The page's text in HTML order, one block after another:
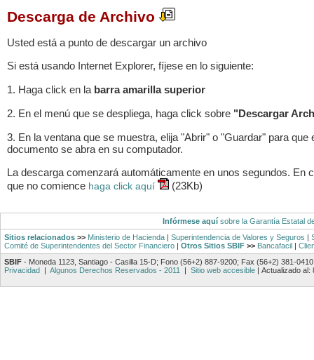
Descarga de Archivo
Usted está a punto de descargar un archivo
Si está usando Internet Explorer, fíjese en lo siguiente:
1. Haga click en la barra amarilla superior
2. En el menú que se despliega, haga click sobre "Descargar
3. En la ventana que se muestra, elija "Abrir" o "Guardar" para que
documento se abra en su computador.
La descarga comenzará automáticamente en unos segundos. En
que no comience haga click aquí (23Kb)
Infórmese aquísobre la Garantía Estatal
Sitios relacionados >> Ministerio de Hacienda | Superintendencia de Valores y Seguros |
Comité de Superintendentes del Sector Financiero | Otros Sitios SBIF >> Bancafacil |
SBIF - Moneda 1123, Santiago - Casilla 15-D; Fono (56+2) 887-9200; Fax (56+2) 381-0410
Privacidad | Algunos Derechos Reservados - 2011 | Sitio web accesible | Actualizado al: